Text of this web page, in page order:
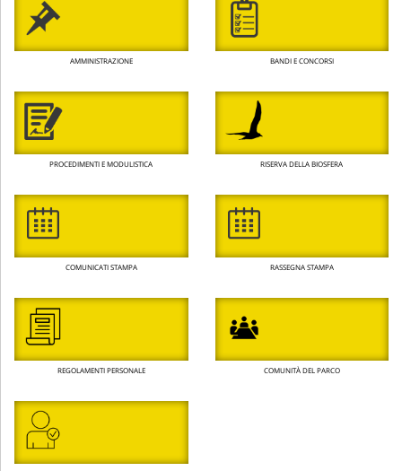
AMMINISTRAZIONE BANDI E CONCORSI
PROCEDIMENTI E MODULISTICA RISERVA DELLA BIOSFERA
COMUNICATI STAMPA RASSEGNA STAMPA
REGOLAMENTI PERSONALE COMUNITÀ DEL PARCO